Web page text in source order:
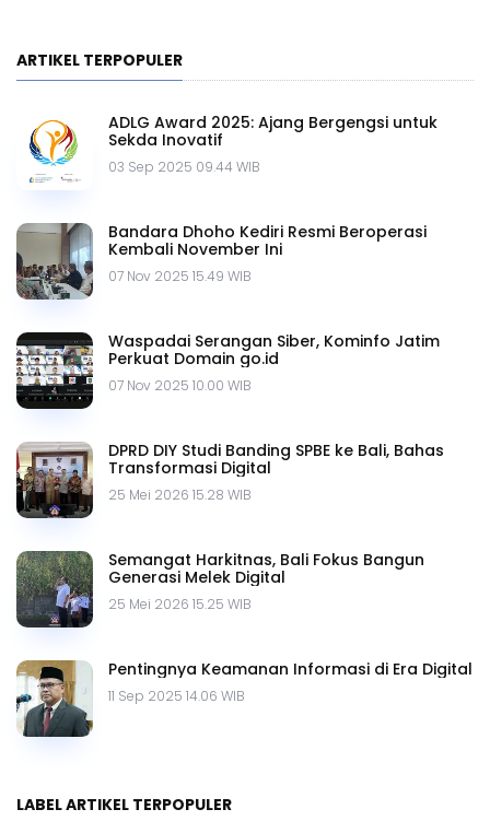
ARTIKEL TERPOPULER
ADLG Award 2025: Ajang Bergengsi untuk
Sekda Inovatif
03 Sep 2025 09.44 WIB
Bandara Dhoho Kediri Resmi Beroperasi
Kembali November Ini
07 Nov 2025 15.49 WIB
Waspadai Serangan Siber, Kominfo Jatim
Perkuat Domain go.id
07 Nov 2025 10.00 WIB
DPRD DIY Studi Banding SPBE ke Bali, Bahas
Transformasi Digital
25 Mei 2026 15.28 WIB
Semangat Harkitnas, Bali Fokus Bangun
Generasi Melek Digital
25 Mei 2026 15.25 WIB
Pentingnya Keamanan Informasi di Era Digital
11 Sep 2025 14.06 WIB
LABEL ARTIKEL TERPOPULER